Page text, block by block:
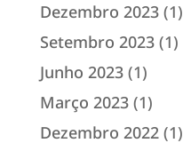
Dezembro 2023(1)
Setembro 2023(1)
Junho 2023(1)
Março 2023(1)
Dezembro 2022(1)